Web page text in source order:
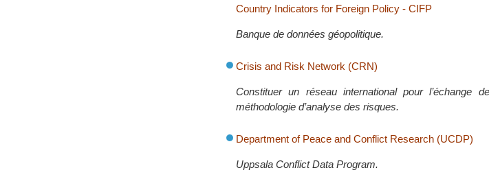
Country Indicators for Foreign Policy - CIFP
Banque de données géopolitique.
Crisis and Risk Network (CRN)
Constituer un réseau international pour l’échange
méthodologie d’analyse des risques.
Department of Peace and Conflict Research (UCDP)
Uppsala Conflict Data Program.